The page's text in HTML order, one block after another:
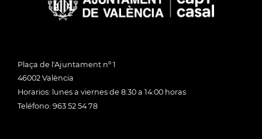
Plaça de l'Ajuntament nº 1
46002 València
Horarios: lunes a viernes de 8:30 a 14:00 horas
Teléfono: 963 52 54 78